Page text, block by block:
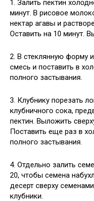
1. Залить пектин
минут. В рисовое
нектар агавы и
Оставить на 10 минут.
2. В стеклянную форму
смесь и поставить в
полного застывания.
3. Клубнику порезать
клубничного сока,
пектин. Выложить
Поставить еще раз в
полного застывания.
4. Отдельно залить
20, чтобы семена
десерт сверху
клубники.